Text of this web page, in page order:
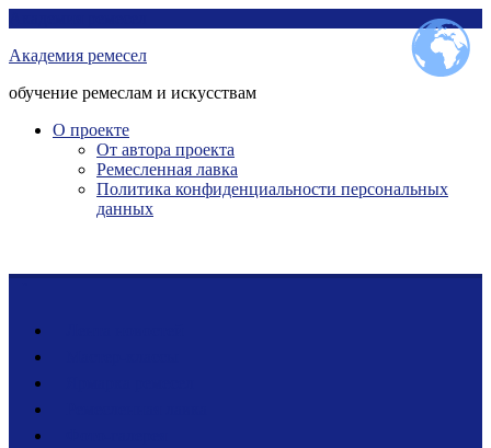
контенту
Академия ремесел
обучение ремеслам и искусствам
О проекте
От автора проекта
Ремесленная лавка
Политика конфиденциальности персональных
данных